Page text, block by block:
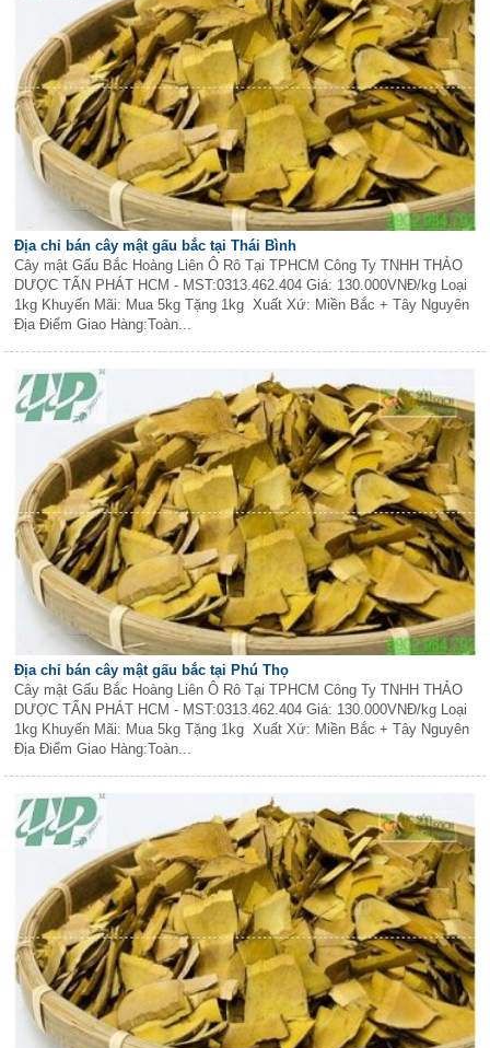
Địa chỉ bán cây mật gấu bắc tại Thái Bình
Cây mật Gấu Bắc Hoàng Liên Ô Rô Tại TPHCM Công Ty TNHH THẢO
DƯỢC TẤN PHÁT HCM - MST:0313.462.404 Giá: 130.000VNĐ/kg Loại
1kg Khuyến Mãi: Mua 5kg Tặng 1kg Xuất Xứ: Miền Bắc + Tây Nguyên
Địa Điểm Giao Hàng:Toàn...
Địa chỉ bán cây mật gấu bắc tại Phú Thọ
Cây mật Gấu Bắc Hoàng Liên Ô Rô Tại TPHCM Công Ty TNHH THẢO
DƯỢC TẤN PHÁT HCM - MST:0313.462.404 Giá: 130.000VNĐ/kg Loại
1kg Khuyến Mãi: Mua 5kg Tặng 1kg Xuất Xứ: Miền Bắc + Tây Nguyên
Địa Điểm Giao Hàng:Toàn...